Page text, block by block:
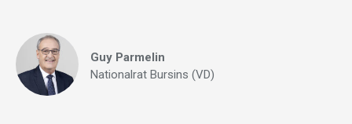
Guy Parmelin
Nationalrat Bursins (VD)